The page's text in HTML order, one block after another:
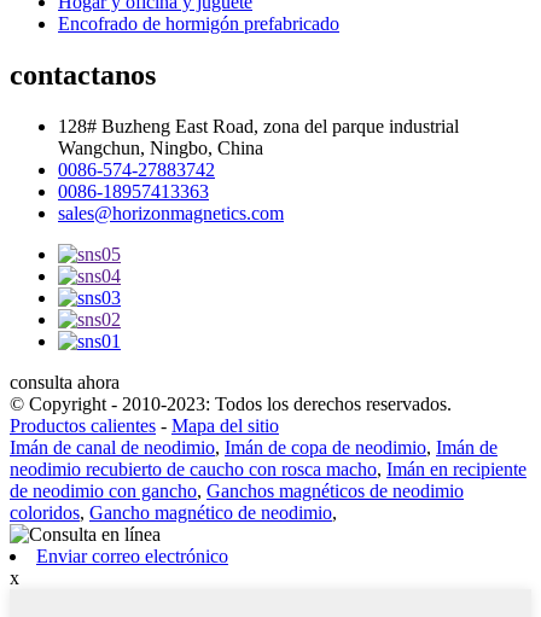
Encofrado de hormigón prefabricado
contactanos
128# Buzheng East Road, zona del parque industrial
Wangchun, Ningbo, China
0086-574-27883742
0086-18957413363
sales@horizonmagnetics.com
consulta ahora
© Copyright - 2010-2023: Todos los derechos reservados.
Productos calientes - Mapa del sitio
Imán de canal de neodimio, Imán de copa de neodimio, Imán de
neodimio recubierto de caucho con rosca macho, Imán en recipiente
de neodimio con gancho, Ganchos magnéticos de neodimio
coloridos, Gancho magnético de neodimio,
Enviar correo electrónico
x